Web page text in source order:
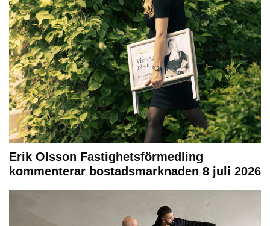
Erik Olsson Fastighetsförmedling
kommenterar bostadsmarknaden 8 juli 2026